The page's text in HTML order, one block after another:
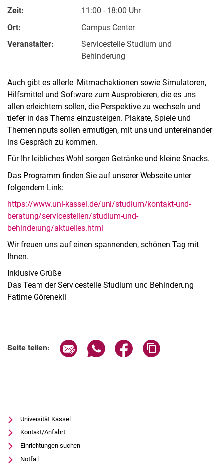
Zeit:
11:00 - 18:00 Uhr
Ort:
Campus Center
Veranstalter:
Servicestelle Studium und
Behinderung
Auch gibt es allerlei Mitmachaktionen sowie Simulatoren,
Hilfsmittel und Software zum Ausprobieren, die es uns
allen erleichtern sollen, die Perspektive zu wechseln und
tiefer in das Thema einzusteigen. Plakate, Spiele und
Themeninputs sollen ermutigen, mit uns und untereinander
ins Gespräch zu kommen.
Für Ihr leibliches Wohl sorgen Getränke und kleine Snacks.
Das Programm finden Sie auf unserer Webseite unter
folgendem Link:
https://www.uni-kassel.de/uni/studium/kontakt-und-
beratung/servicestellen/studium-und-
behinderung/aktuelles.html
Wir freuen uns auf einen spannenden, schönen Tag mit
Ihnen.
Inklusive Grüße
Das Team der Servicestelle Studium und Behinderung
Fatime Görenekli
Seite teilen: Seite über E-Mail teilen
Seite über WhatsApp teilen
Seite über Facebook
Universität Kassel
Kontakt/Anfahrt
Einrichtungen suchen
Notfall